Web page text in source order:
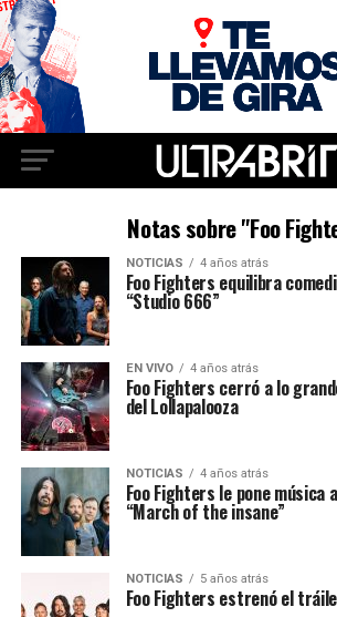
Notas sobre "Foo
NOTICIAS 4 años atrás
Foo Fighters equilibra
“Studio 666”
EN VIVO 4 años atrás
Foo Fighters cerró a lo
del Lollapalooza
NOTICIAS 4 años atrás
Foo Fighters le pone música
“March of the insane”
NOTICIAS 5 años atrás
Foo Fighters estrenó el